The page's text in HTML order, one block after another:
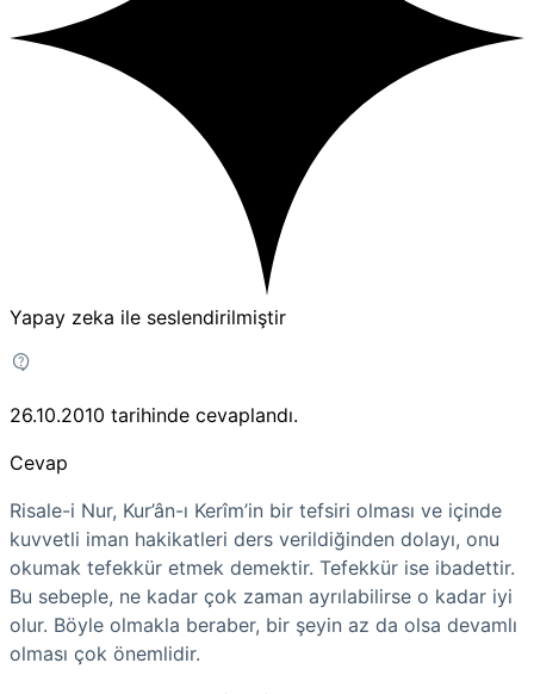
Yapay zeka ile seslendirilmiştir
26.10.2010 tarihinde cevaplandı.
Cevap
Risale-i Nur, Kur’ân-ı Kerîm’in bir tefsiri olması ve içinde
kuvvetli iman hakikatleri ders verildiğinden dolayı, onu
okumak tefekkür etmek demektir. Tefekkür ise ibadettir.
Bu sebeple, ne kadar çok zaman ayrılabilirse o kadar iyi
olur. Böyle olmakla beraber, bir şeyin az da olsa devamlı
olması çok önemlidir.